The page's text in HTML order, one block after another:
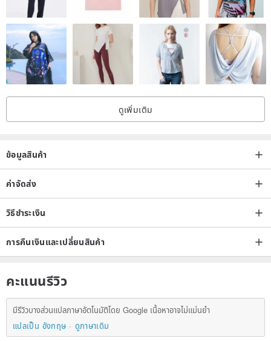
ดูเพิ่มเติม
ข้อมูลสินค้า
ค่าจัดส่ง
วิธีชำระเงิน
การคืนเงินและเปลี่ยนสินค้า
คะแนนรีวิว
มีรีวิวบางส่วนแปลภาษาอัตโนมัติโดย Google เนื้อหาอาจไม่แม่นยำ
แปลเป็น อังกฤษ
ดูภาษาเดิม